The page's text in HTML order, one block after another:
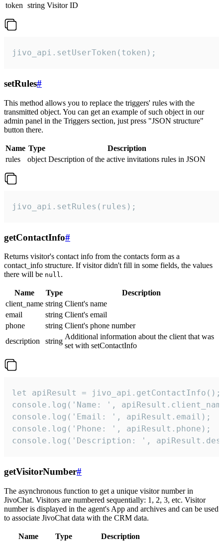
token string Visitor ID
jivo_api.setUserToken(token);
setRules#
This method allows you to replace the triggers' rules with the
transmitted object. You can get an example of such object in our
admin panel in the Triggers section, just press "JSON structure"
button there.
Name Type
Description
rules
object Description of the active invitations rules in JSON
jivo_api.setRules(rules);
getContactInfo#
Returns visitor's contact info from the contacts form as a
contact_info structure. If visitor didn't fill in some fields, the values
there will be null.
Name Type
Description
client_name string Client's name
email
string Client's email
phone
string Client's phone number
description
string
Additional information about the client that was
set with setContactInfo
let apiResult = jivo_api.getContactInfo();
console.log('Name: ',
console.log('Email: ', apiResult.email);
console.log('Phone: ', apiResult.phone);
console.log('Description: ',
getVisitorNumber#
The asynchronous function to get a unique visitor number in
JivoChat. Visitors are numbered sequentially: 1, 2, 3, etc. Visitor
number is displayed in the agent's App and archives and can be used
to associate JivoChat data with the CRM data.
Name Type
Description